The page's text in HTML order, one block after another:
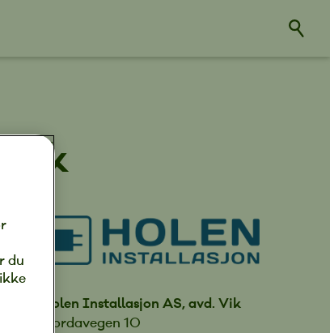
Vik
Holen Installasjon AS, avd. Vik
Fjordavegen 10
du